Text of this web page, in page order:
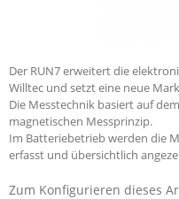
Der RUN7 erweitert die
Willtec und setzt eine neue
Die Messtechnik basiert auf
magnetischen Messprinzip.
Im Batteriebetrieb werden die
erfasst und übersichtlich
Zum Konfigurieren dieses